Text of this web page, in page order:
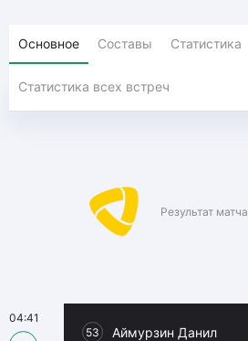
Основное Составы Статистика
Статистика всех встреч
Результат матча
53 Аймурзин Данил
04:41